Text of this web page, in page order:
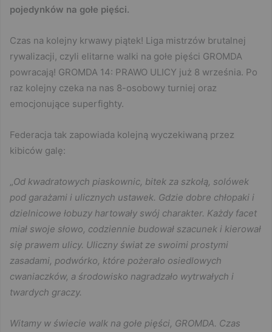
pojedynków na gołe pięści.
Czas na kolejny krwawy piątek! Liga mistrzów brutalnej
rywalizacji, czyli elitarne walki na gołe pięści GROMDA
powracają! GROMDA 14: PRAWO ULICY już 8 września. Po
raz kolejny czeka na nas 8-osobowy turniej oraz
emocjonujące superfighty.
Federacja tak zapowiada kolejną wyczekiwaną przez
kibiców galę:
Od kwadratowych piaskownic, bitek za szkołą, solówek
pod garażami i ulicznych ustawek. Gdzie dobre chłopaki i
dzielnicowe łobuzy hartowały swój charakter. Każdy facet
miał swoje słowo, codziennie budował szacunek i kierował
się prawem ulicy. Uliczny świat ze swoimi prostymi
zasadami, podwórko, które pożerało osiedlowych
cwaniaczków, a środowisko nagradzało wytrwałych i
twardych graczy.
Witamy w świecie walk na gołe pięści, GROMDA. Czas